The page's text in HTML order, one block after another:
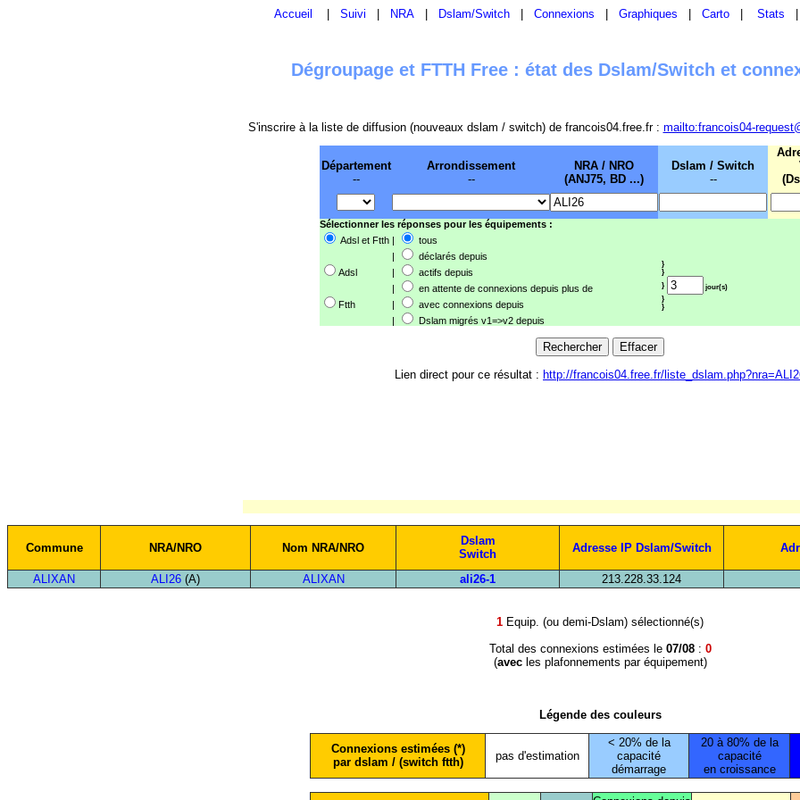
Accueil Suivi NRA Dslam/Switch Connexions Graphiques Carto Stats
Dégroupage et FTTH Free : état des Dslam/Switch et
S'inscrire à la liste de diffusion (nouveaux dslam / switch) de francois04.free.fr : mailto:francois04-
Département
--
Arrondissement
--
NRA / NRO
(ANJ75, BD ...)
Dslam / Switch
--
Sélectionner les réponses pour les équipements :
Adsl et Ftth |
tous
|
déclarés depuis
}
}
}
jour(s)
}
}
Adsl |
actifs depuis
|
en attente de connexions depuis plus de
Ftth
|
avec connexions depuis
|
Dslam migrés v1=>v2 depuis
Lien direct pour ce résultat : http://francois04.free.fr/
Commune NRA/NRO Nom NRA/NRO
Dslam
Switch
Adresse IP Dslam/Switch
ALIXAN
ALI26 (A) ALIXAN ali26-1 213.228.33.124
1 Equip. (ou demi-Dslam) sélectionné(s)
Total des connexions estimées le 07/08: 0
(avecles plafonnements par équipement)
Légende des couleurs
Connexions estimées (*)
par dslam / (switch ftth)
pas d'estimation
< 20% de la
capacité
démarrage
20 à 80% de la
capacité
en croissance